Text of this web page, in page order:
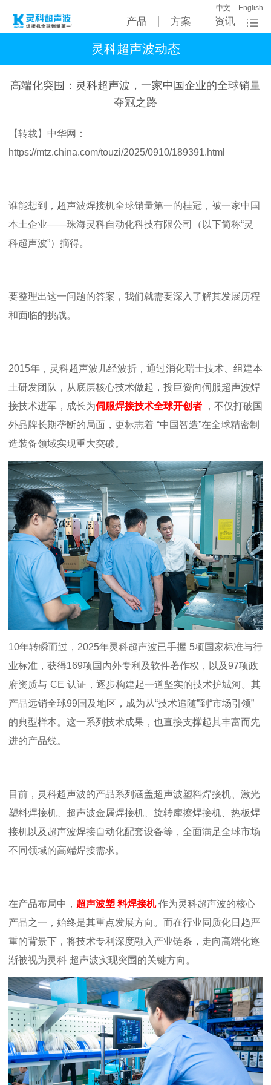
产品 方案 资讯
中文 English
灵科超声波动态
高端化突围：灵科超声波，一家中国企业的全球销量
夺冠之路
【转载】中华网：
https://mtz.china.com/touzi/2025/0910/189391.html
谁能想到， 超声波焊接机全球销量第一的桂冠，被一家中国
本土企业——珠海灵科自动化科技有限公司（以下简称“灵
科超声波”）摘得。
要整理出这一问题的答案，我们就需要深入了解其发展历程
和面临的挑战。
2015年，灵科超声波几经波折，通过消化瑞士技术、组建本
土研发团队，从底层核心技术做起，投巨资向伺服超声波焊
接技术进军，成长为伺服焊接技术全球开创者
，不仅打破国
外品牌长期垄断的局面，更标志着 “中国智造”在全球精密制
造装备领域实现重大突破。
10年转瞬而过， 2025年灵科超声波已手握 5项国家标准与行
业标准，获得169项国内外专利及软件著作权，以及97项政
府资质与 CE 认证，逐步构建起一道坚实的技术护城河。其
产品远销全球99 国及地区，成为从“技术追随”到“市场引领”
的典型样本。这一系列技术成果，也直接支撑起其丰富而先
进的产品线。
目前，灵科超声波的产品系列涵盖超声波塑料焊接机、激光
塑料焊接机、超声波金属焊接机、旋转摩擦焊接机、热板焊
接机以及超声波焊接自动化配套设备等，全面满足全球市场
不同领域的高端焊接需求。
在产品布局中， 超声波塑 料焊接机 作为灵科超声波的核心
产品之一，始终是其重点发展方向。而在行业同质化日趋严
重的背景下， 将技术专利深度融入 产业链条 ， 走向高端化逐
渐被视为灵科 超声波实现突围的关键方向。